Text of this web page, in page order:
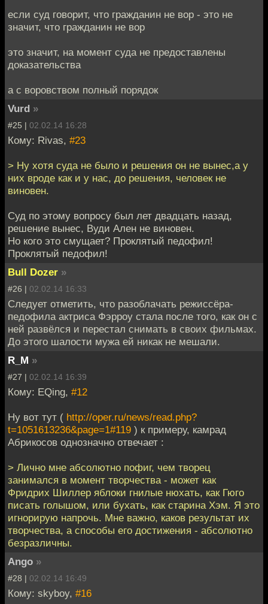
если суд говорит, что гражданин не вор - это не
значит, что гражданин не вор
это значит, на момент суда не предоставлены
доказательства
а с воровством полный порядок
Vurd »
#25 | 02.02.14 16:28
Кому: Rivas, #23
> Ну хотя суда не было и решения он не вынес,а у
них вроде как и у нас, до решения, человек не
виновен.
Суд по этому вопросу был лет двадцать назад,
решение вынес, Вуди Ален не виновен.
Но кого это смущает? Проклятый педофил!
Проклятый педофил!
Bull Dozer »
#26 | 02.02.14 16:33
Следует отметить, что разоблачать режиссёра-
педофила актриса Фэрроу стала после того, как он с
ней развёлся и перестал снимать в своих фильмах.
До этого шалости мужа ей никак не мешали.
R_M »
#27 | 02.02.14 16:39
Кому: EQing, #12
Ну вот тут ( http://oper.ru/news/read.php?
t=1051613236&page=1#119 ) к примеру, камрад
Абрикосов однозначно отвечает :
> Лично мне абсолютно пофиг, чем творец
занимался в момент творчества - может как
Фридрих Шиллер яблоки гнилые нюхать, как Гюго
писать голышом, или бухать, как старина Хэм. Я это
игнорирую напрочь. Мне важно, каков результат их
творчества, а способы его достижения - абсолютно
безразличны.
Ango »
#28 | 02.02.14 16:49
Кому: skyboy, #16